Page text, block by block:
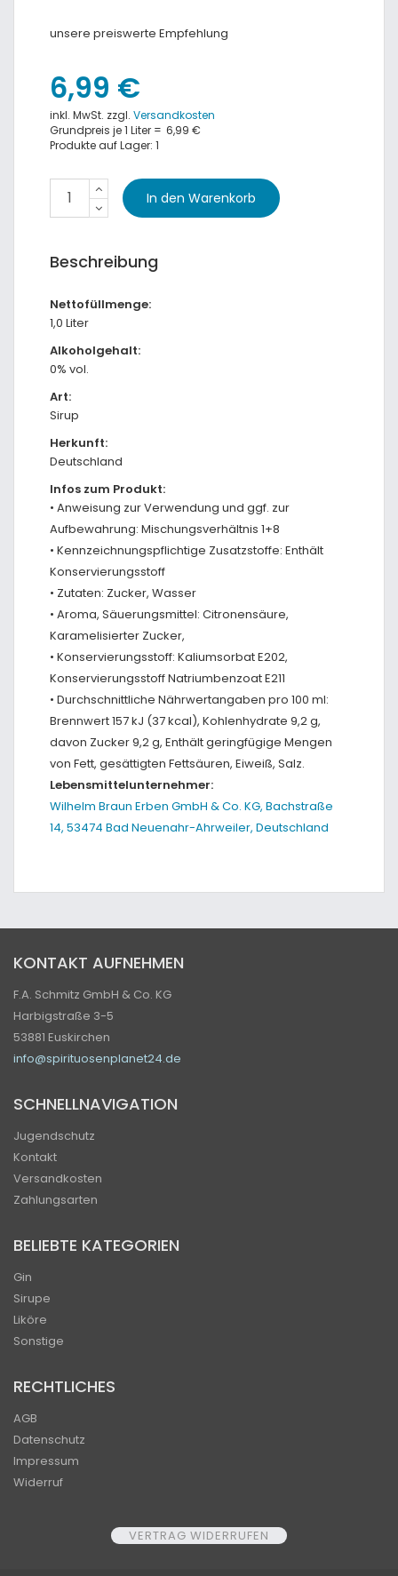
unsere preiswerte Empfehlung
6,99 €
inkl. MwSt. zzgl. Versandkosten
Grundpreis je 1 Liter = 6,99 €
Produkte auf Lager: 1
Beschreibung
Nettofüllmenge:
1,0 Liter
Alkoholgehalt:
0% vol.
Art:
Sirup
Herkunft:
Deutschland
Infos zum Produkt:
• Anweisung zur Verwendung und ggf. zur
Aufbewahrung: Mischungsverhältnis 1+8
• Kennzeichnungspflichtige Zusatzstoffe: Enthält
Konservierungsstoff
• Zutaten: Zucker, Wasser
• Aroma, Säuerungsmittel: Citronensäure,
Karamelisierter Zucker,
• Konservierungsstoff: Kaliumsorbat E202,
Konservierungsstoff Natriumbenzoat E211
• Durchschnittliche Nährwertangaben pro 100 ml:
Brennwert 157 kJ (37 kcal), Kohlenhydrate 9,2 g,
davon Zucker 9,2 g, Enthält geringfügige Mengen
von Fett, gesättigten Fettsäuren, Eiweiß, Salz.
Lebensmittelunternehmer:
Wilhelm Braun Erben GmbH & Co. KG, Bachstraße
14, 53474 Bad Neuenahr-Ahrweiler, Deutschland
KONTAKT AUFNEHMEN
F.A. Schmitz GmbH & Co. KG
Harbigstraße 3-5
53881 Euskirchen
info@spirituosenplanet24.de
SCHNELLNAVIGATION
Jugendschutz
Kontakt
Versandkosten
Zahlungsarten
BELIEBTE KATEGORIEN
Gin
Sirupe
Liköre
Sonstige
RECHTLICHES
AGB
Datenschutz
Impressum
Widerruf
VERTRAG WIDERRUFEN